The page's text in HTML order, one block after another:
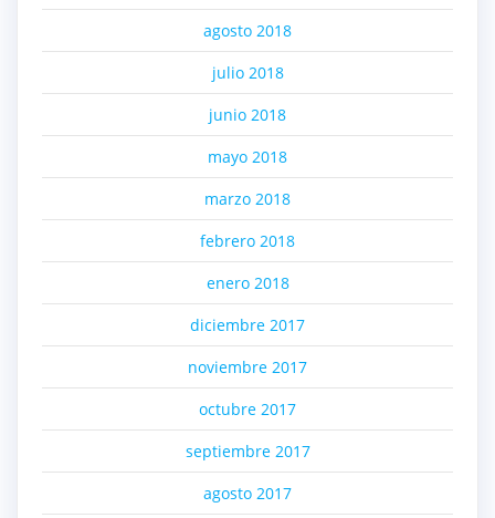
agosto 2018
julio 2018
junio 2018
mayo 2018
marzo 2018
febrero 2018
enero 2018
diciembre 2017
noviembre 2017
octubre 2017
septiembre 2017
agosto 2017